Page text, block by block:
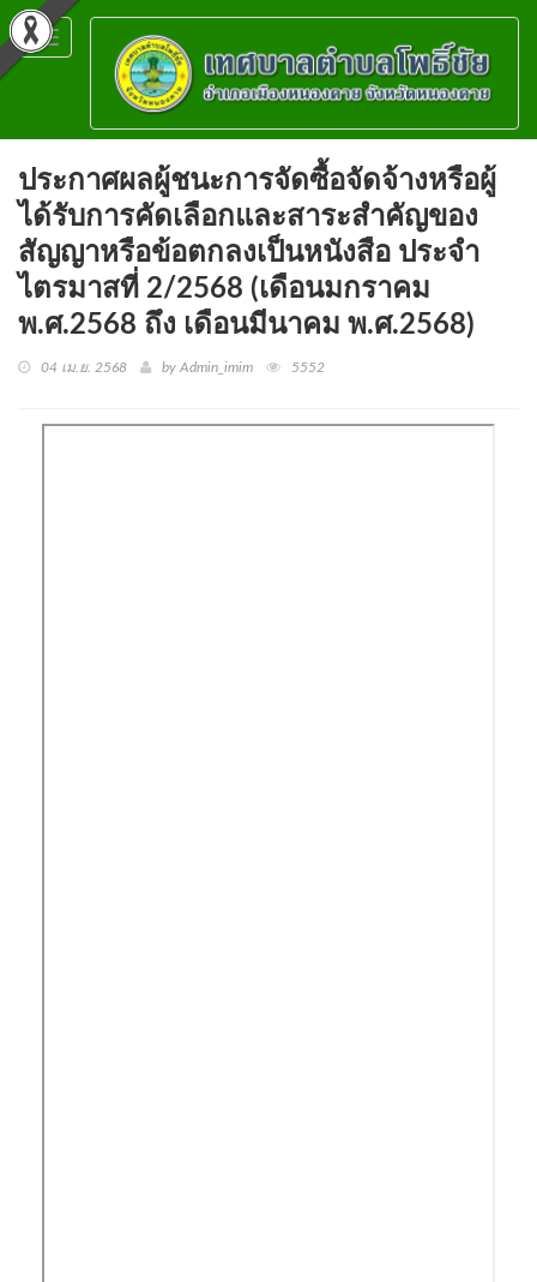
Toggle
navigation
ประกาศผลผู้ชนะการจัดซื้อจัดจ้างหรือผู้
ได้รับการคัดเลือกและสาระสำคัญของ
สัญญาหรือข้อตกลงเป็นหนังสือ ประจำ
ไตรมาสที่ 2/2568 (เดือนมกราคม
พ.ศ.2568 ถึง เดือนมีนาคม พ.ศ.2568)
04 เม.ย. 2568 by Admin_imim 5552